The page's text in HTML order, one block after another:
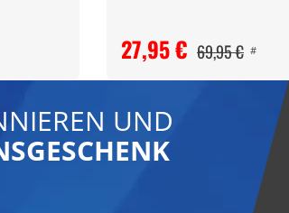
27,95 € 69,95 € #
UND